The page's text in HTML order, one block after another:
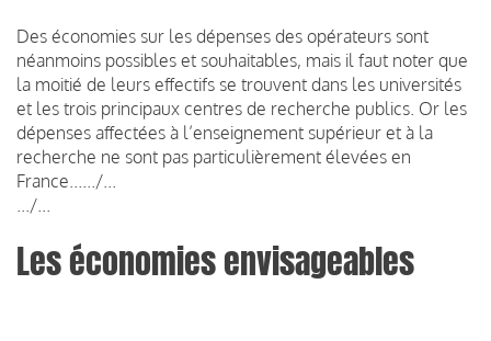
Des économies sur les dépenses des opérateurs sont
néanmoins possibles et souhaitables, mais il faut noter que
la moitié de leurs effectifs se trouvent dans les universités
et les trois principaux centres de recherche publics. Or les
dépenses affectées à l’enseignement supérieur et à la
recherche ne sont pas particulièrement élevées en
France....../...
.../...
Les économies envisageables